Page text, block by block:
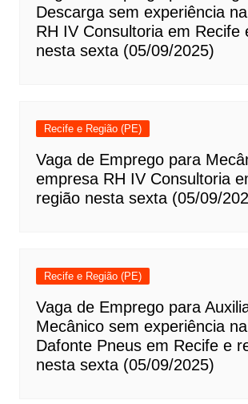
Descarga sem experiência
RH IV Consultoria em Recife
nesta sexta (05/09/2025)
Recife e Região (PE)
Vaga de Emprego para
empresa RH IV Consultoria
região nesta sexta (05/09/
Recife e Região (PE)
Vaga de Emprego para
Mecânico sem experiência
Dafonte Pneus em Recife e
nesta sexta (05/09/2025)